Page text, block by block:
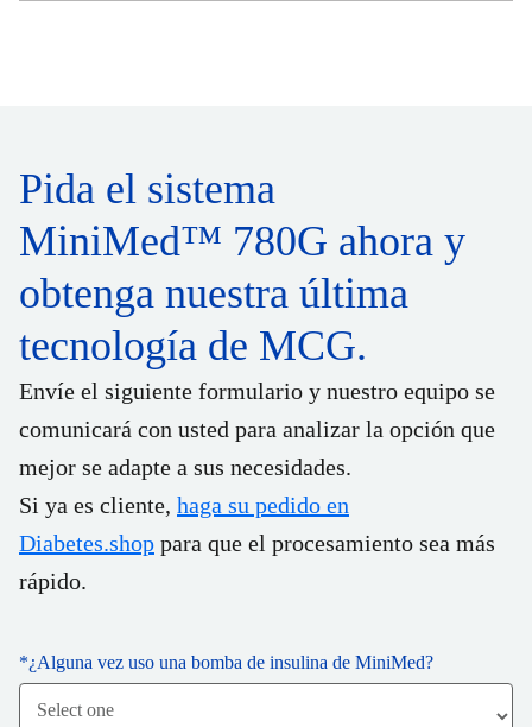
Pida el sistema
MiniMed™ 780G ahora y
obtenga nuestra última
tecnología de MCG.
Envíe el siguiente formulario y nuestro equipo se
comunicará con usted para analizar la opción que
mejor se adapte a sus necesidades.
Si ya es cliente, haga su pedido en
Diabetes.shop para que el procesamiento sea más
rápido.
*¿Alguna vez uso una bomba de insulina de MiniMed?